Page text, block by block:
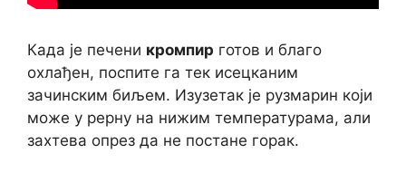
Када је печени кромпир готов и благо
охлађен, поспите га тек исецканим
зачинским биљем. Изузетак је рузмарин који
може у рерну на нижим температурама, али
захтева опрез да не постане горак.